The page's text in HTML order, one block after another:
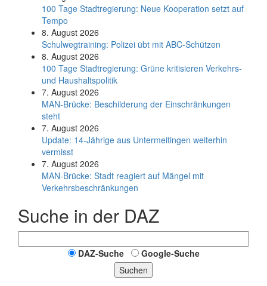
100 Tage Stadtregierung: Neue Kooperation setzt auf
Tempo
8. August 2026
Schul­weg­trai­ning: Poli­zei übt mit ABC-Schüt­zen
8. August 2026
100 Tage Stadtregierung: Grüne kritisieren Verkehrs-
und Haushaltspolitik
7. August 2026
MAN-Brücke: Beschilderung der Einschränkungen
steht
7. August 2026
Update: 14-Jährige aus Untermeitingen weiterhin
vermisst
7. August 2026
MAN-Brücke: Stadt reagiert auf Mängel mit
Verkehrsbeschränkungen
Suche in der DAZ
DAZ-Suche
Google-Suche
Suchen